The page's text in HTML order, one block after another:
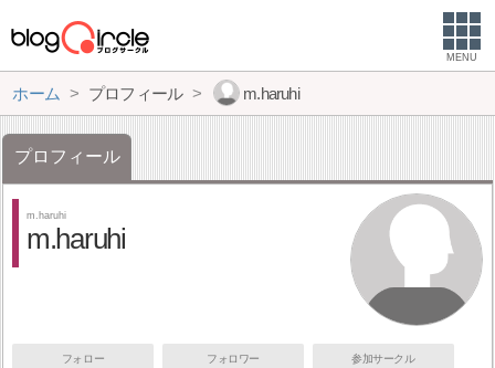
MENU
ホーム プロフィール m.haruhi
プロフィール
m.haruhi
m.haruhi
フォロー フォロワー 参加サークル